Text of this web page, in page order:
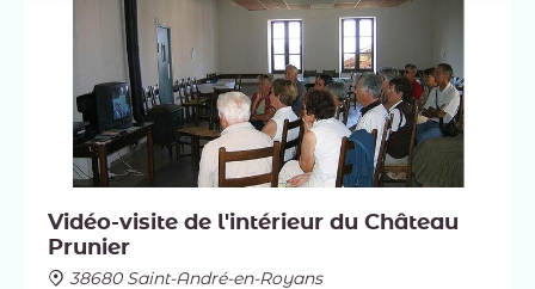
Vidéo-visite de l'intérieur du Château
Prunier
38680 Saint-André-en-Royans